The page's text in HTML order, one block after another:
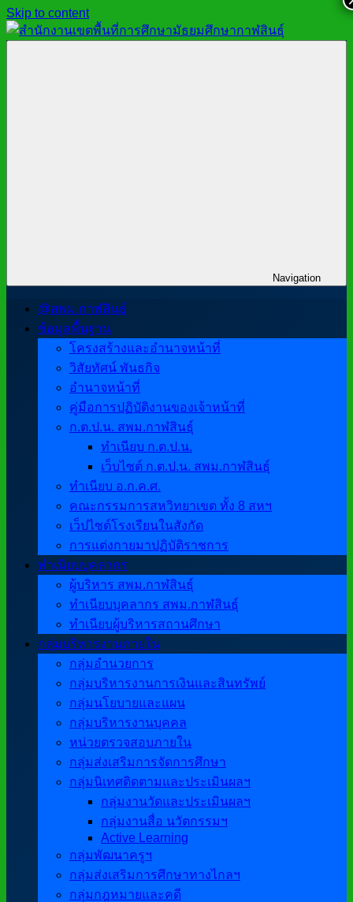
Skip to content
Navigation
@สพม.กาฬสินธุ์
ข้อมูลพื้นฐาน
โครงสร้างและอำนาจหน้าที่
วิสัยทัศน์ พันธกิจ
อำนาจหน้าที่
คู่มือการปฏิบัติงานของเจ้าหน้าที่
ก.ต.ป.น. สพม.กาฬสินธุ์
ทำเนียบ ก.ต.ป.น.
เว็บไซต์ ก.ต.ป.น. สพม.กาฬสินธุ์
ทำเนียบ อ.ก.ค.ศ.
คณะกรรมการสหวิทยาเขต ทั้ง 8 สหฯ
เว็ปไซต์โรงเรียนในสังกัด
การแต่งกายมาปฏิบัติราชการ
ทำเนียบบุคลากร
ผู้บริหาร สพม.กาฬสินธุ์
ทำเนียบบุคลากร สพม.กาฬสินธุ์
ทำเนียบผู้บริหารสถานศึกษา
กลุ่มบริหารงานภายใน
กลุ่มอำนวยการ
กลุ่มบริหารงานการเงินและสินทรัพย์
กลุ่มนโยบายและแผน
กลุ่มบริหารงานบุคคล
หน่วยตรวจสอบภายใน
กลุ่มส่งเสริมการจัดการศึกษา
กลุ่มนิเทศติดตามและประเมินผลฯ
กลุ่มงานวัดและประเมินผลฯ
กลุ่มงานสื่อ นวัตกรรมฯ
Active Learning
กลุ่มพัฒนาครูฯ
กลุ่มส่งเสริมการศึกษาทางไกลฯ
กลุ่มกฎหมายและคดี